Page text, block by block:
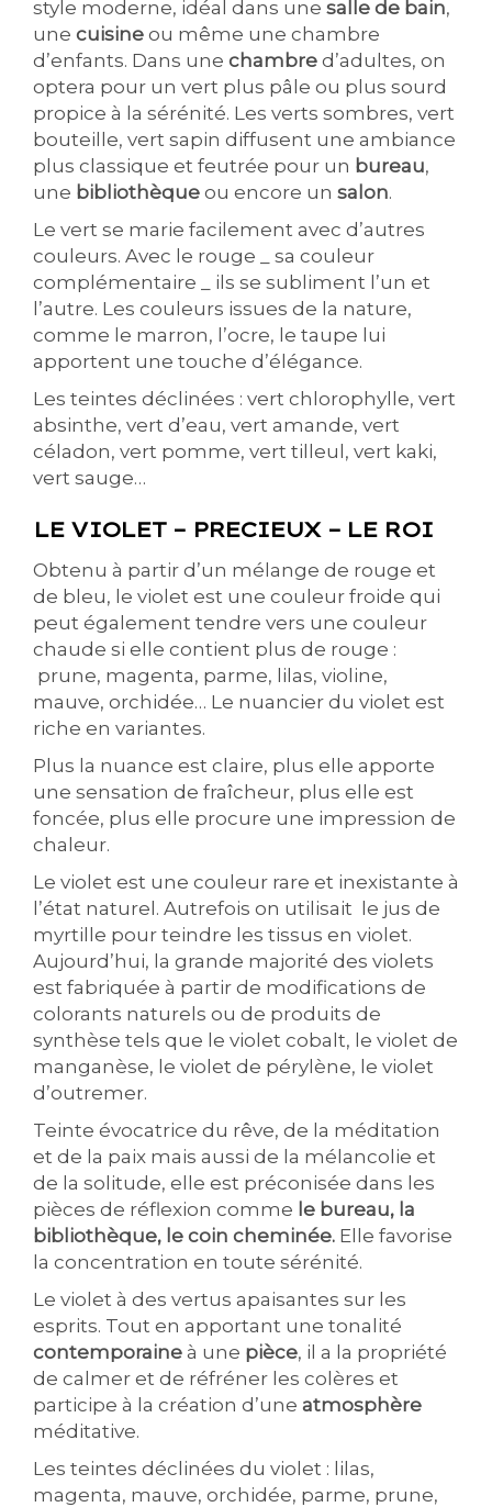
style moderne, idéal dans une salle de bain,
une cuisine ou même une chambre
d’enfants. Dans une chambre d’adultes, on
optera pour un vert plus pâle ou plus sourd
propice à la sérénité. Les verts sombres, vert
bouteille, vert sapin diffusent une ambiance
plus classique et feutrée pour un bureau,
une bibliothèque ou encore un salon.
Le vert se marie facilement avec d’autres
couleurs. Avec le rouge _ sa couleur
complémentaire _ ils se subliment l’un et
l’autre. Les couleurs issues de la nature,
comme le marron, l’ocre, le taupe lui
apportent une touche d’élégance.
Les teintes déclinées : vert chlorophylle, vert
absinthe, vert d’eau, vert amande, vert
céladon, vert pomme, vert tilleul, vert kaki,
vert sauge…
LE VIOLET – PRECIEUX – LE ROI
Obtenu à partir d’un mélange de rouge et
de bleu, le violet est une couleur froide qui
peut également tendre vers une couleur
chaude si elle contient plus de rouge :
prune, magenta, parme, lilas, violine,
mauve, orchidée… Le nuancier du violet est
riche en variantes.
Plus la nuance est claire, plus elle apporte
une sensation de fraîcheur, plus elle est
foncée, plus elle procure une impression de
chaleur.
Le violet est une couleur rare et inexistante à
l’état naturel. Autrefois on utilisait le jus de
myrtille pour teindre les tissus en violet.
Aujourd’hui, la grande majorité des violets
est fabriquée à partir de modifications de
colorants naturels ou de produits de
synthèse tels que le violet cobalt, le violet de
manganèse, le violet de pérylène, le violet
d’outremer.
Teinte évocatrice du rêve, de la méditation
et de la paix mais aussi de la mélancolie et
de la solitude, elle est préconisée dans les
pièces de réflexion comme le bureau, la
bibliothèque, le coin cheminée. Elle favorise
la concentration en toute sérénité.
Le violet à des vertus apaisantes sur les
esprits. Tout en apportant une tonalité
contemporaine à une pièce, il a la propriété
de calmer et de réfréner les colères et
participe à la création d’une atmosphère
méditative.
Les teintes déclinées du violet : lilas,
magenta, mauve, orchidée, parme, prune,